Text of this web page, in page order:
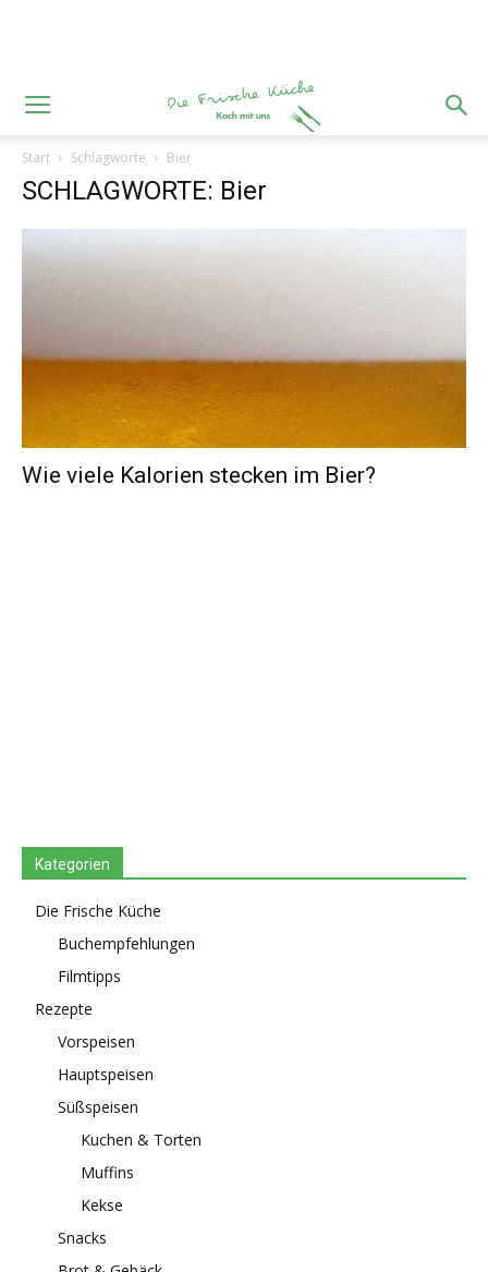
Start Schlagworte Bier
SCHLAGWORTE: Bier
Wie viele Kalorien stecken im Bier?
Kategorien
Die Frische Küche
Buchempfehlungen
Filmtipps
Rezepte
Vorspeisen
Hauptspeisen
Süßspeisen
Kuchen & Torten
Muffins
Kekse
Snacks